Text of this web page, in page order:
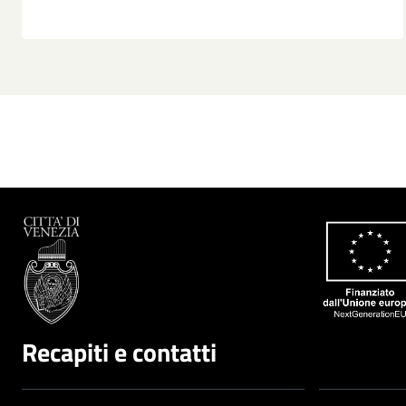
Recapiti e contatti